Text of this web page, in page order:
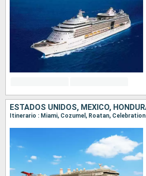
ESTADOS UNIDOS, MÉXICO,
Itinerario : Miami, Cozumel, Roatan, Celebration